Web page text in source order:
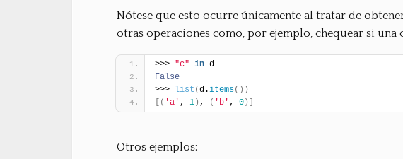
Nótese que esto ocurre únicamente al tratar de
otras operaciones como, por ejemplo, chequear si una
>>> "c" in d
False
>>>
list (d.items( ) )
( 'a' , 1 ) , ( 'b' , 0 )
Otros ejemplos: